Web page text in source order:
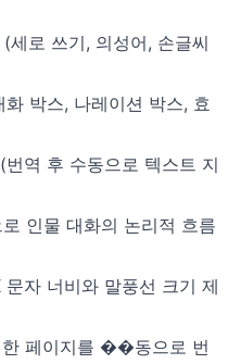
(세로 쓰기, 의성어, 손글씨
화 박스, 나레이션 박스, 효
(번역 후 수동으로 텍스트 지
인물 대화의 논리적 흐름
문자 너비와 말풍선 크기 제
한 페이지를 ��동으로 번